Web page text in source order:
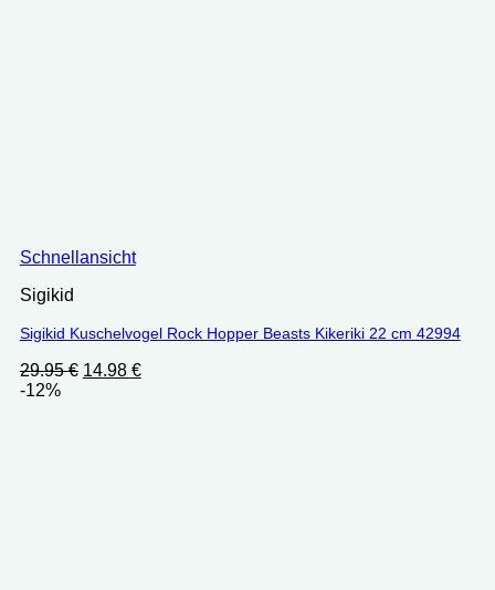
Schnellansicht
Sigikid
Sigikid Kuschelvogel Rock Hopper Beasts Kikeriki 22 cm 42994
29.95€ Ursprünglicher
14.98 €Aktueller
-12%